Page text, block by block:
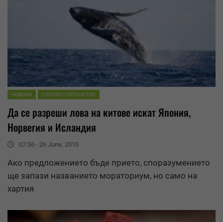
НОВИНИ ГОРСКО СТОПАНСТВО
Да се разреши ловa на китове искат Япония,
Норвегия и Исландия
07:56 - 26 June, 2010
Ако предложението бъде прието, споразумението
ще запази названието мораториум, но само на
хартия